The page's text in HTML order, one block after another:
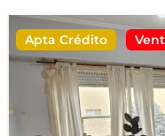
Apta Crédito